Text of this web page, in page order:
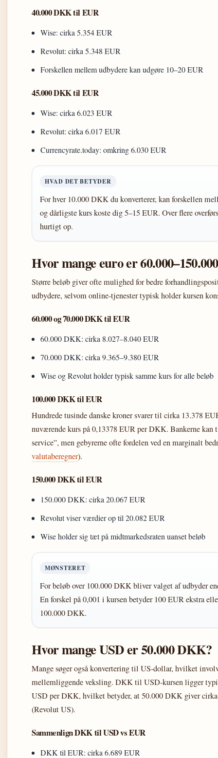
40.000 DKK til EUR
Wise: cirka 5.354 EUR
Revolut: cirka 5.348 EUR
Forskellen mellem udbydere kan udgøre 10–20 EUR
45.000 DKK til EUR
Wise: cirka 6.023 EUR
Revolut: cirka 6.017 EUR
Currencyrate.today: omkring 6.030 EUR
HVAD DET BETYDER
For hver 10.000 DKK du konverterer, kan forskellen
og dårligste kurs koste dig 5–15 EUR. Over flere
hurtigt op.
Hvor mange euro er
Større beløb giver ofte mulighed for bedre
udbydere, selvom online-tjenester typisk holder kursen
60.000 og 70.000 DKK til EUR
60.000 DKK: cirka 8.027–8.040 EUR
70.000 DKK: cirka 9.365–9.380 EUR
Wise og Revolut holder typisk samme kurs for alle beløb
100.000 DKK til EUR
Hundrede tusinde danske kroner svarer til cirka 13.378
nuværende kurs på 0,13378 EUR per DKK. Bankerne kan
service”, men gebyrerne ofte fordelen ved en marginalt
valutaberegner).
150.000 DKK til EUR
150.000 DKK: cirka 20.067 EUR
Revolut viser værdier op til 20.082 EUR
Wise holder sig tæt på midtmarkedsraten uanset beløb
MØNSTERET
For beløb over 100.000 DKK bliver valget af udbyder
En forskel på 0,001 i kursen betyder 100 EUR ekstra
100.000 DKK.
Hvor mange USD er 50.000 DKK?
Mange søger også konvertering til US-dollar, hvilket
mellemliggende veksling. DKK til USD-kursen ligger
USD per DKK, hvilket betyder, at 50.000 DKK giver
(Revolut US).
Sammenlign DKK til USD vs EUR
DKK til EUR: cirka 6.689 EUR